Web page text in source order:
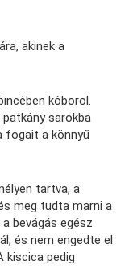
akinek a
kóborol.
sarokba
a könnyű
tartva, a
meg tudta marni a
bevágás egész
és nem engedte el
kiscica pedig